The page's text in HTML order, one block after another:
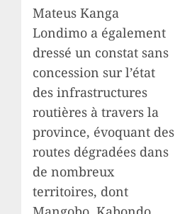
Mateus Kanga
Londimo a également
dressé un constat sans
concession sur l’état
des infrastructures
routières à travers la
province, évoquant des
routes dégradées dans
de nombreux
territoires, dont